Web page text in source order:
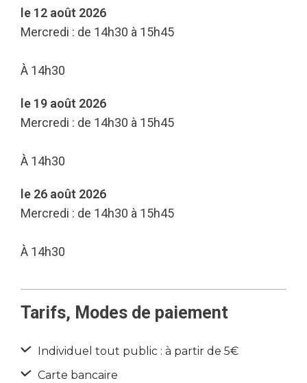
le 12 août 2026
Mercredi : de 14h30 à 15h45
À 14h30
le 19 août 2026
Mercredi : de 14h30 à 15h45
À 14h30
le 26 août 2026
Mercredi : de 14h30 à 15h45
À 14h30
Tarifs, Modes de paiement
Individuel tout public : à partir de 5€
Carte bancaire